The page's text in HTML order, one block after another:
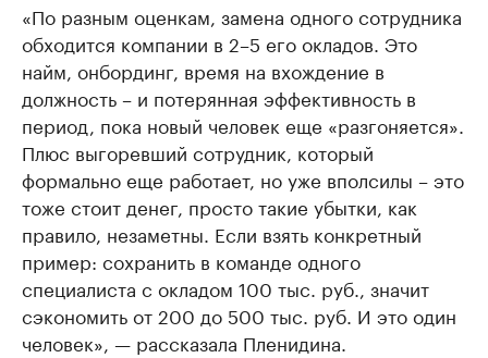
«По разным оценкам, замена одного сотрудника
обходится компании в 2–5 его окладов. Это
найм, онбординг, время на вхождение в
должность – и потерянная эффективность в
период, пока новый человек еще «разгоняется».
Плюс выгоревший сотрудник, который
формально еще работает, но уже вполсилы – это
тоже стоит денег, просто такие убытки, как
правило, незаметны. Если взять конкретный
пример: сохранить в команде одного
специалиста с окладом 100 тыс. руб., значит
сэкономить от 200 до 500 тыс. руб. И это один
человек», — рассказала Пленидина.